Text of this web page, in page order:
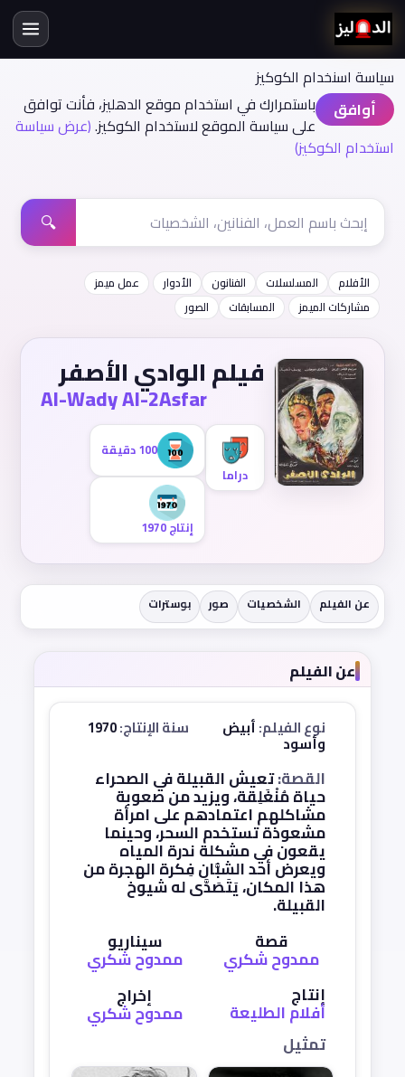
سياسة اسنخدام الكوكيز
أوافق
باستمرارك في استخدام موقع الدهليز، فأنت توافق
على سياسة الموقع لاستخدام الكوكيز.(عرض سياسة
استخدام الكوكيز)
🔍
الأفلام المسلسلات الفنانون الأدوار
عمل ميمز
مشاركات الميمز
المسابقات الصور
فيلم الوادي الأصفر
Al-Wady Al-2Asfar
دراما
100 دقيقة
إنتاج 1970
عن الفيلم الشخصيات صور بوسترات
عن الفيلم
نوع الفيلم:أبيض
وأسود
سنة الإنتاج:
القصة:تعيش القبيلة في الصحراء
حياة مُنْغَلِقة، ويزيد من صعوبة
مشاكلهم اعتمادهم على امرأة
مشعوذة تستخدم السحر، وحينما
يقعون في مشكلة ندرة المياه
ويعرض أحد الشبُّان فِكرة الهجرة من
هذا المكان، يَتَصَدَّى له شيوخ
القبيلة.
قصة
ممدوح شكري
سيناريو
ممدوح شكري
إنتاج
أفلام الطليعة
إخراج
ممدوح شكري
تمثيل